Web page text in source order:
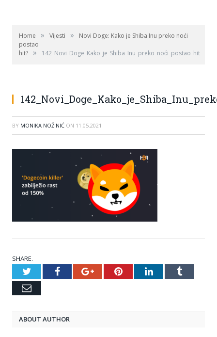
Home » Vijesti »
Novi Doge: Kako je Shiba Inu preko noći
postao
hit? » 142_Novi_Doge_Kako_je_Shiba_Inu_preko_noći_postao_hit
BY MONIKA NOŽINIĆ ON 11.05.2021
SHARE.
TwitterFacebookGoogle+PinterestLinkedInTumblr
Email
ABOUT AUTHOR